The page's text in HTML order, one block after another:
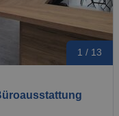
1 / 13